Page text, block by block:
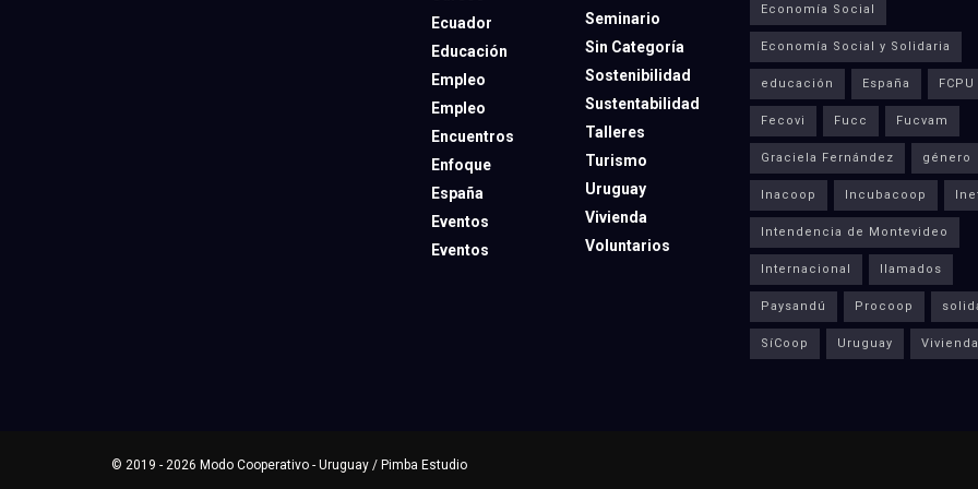
Ecuador
Educación
Empleo
Empleo
Encuentros
Enfoque
España
Eventos
Eventos
Seminario
Sin Categoría
Sostenibilidad
Sustentabilidad
Talleres
Turismo
Uruguay
Vivienda
Voluntarios
Economía Social
Economía Social y Solidaria
educación España FCPU
Fecovi Fucc Fucvam
Graciela Fernández género
Inacoop Incubacoop
Intendencia de Montevideo
Internacional llamados
Paysandú Procoop
SíCoop Uruguay Vivienda
© 2019 - 2026 Modo Cooperativo - Uruguay / Pimba Estudio